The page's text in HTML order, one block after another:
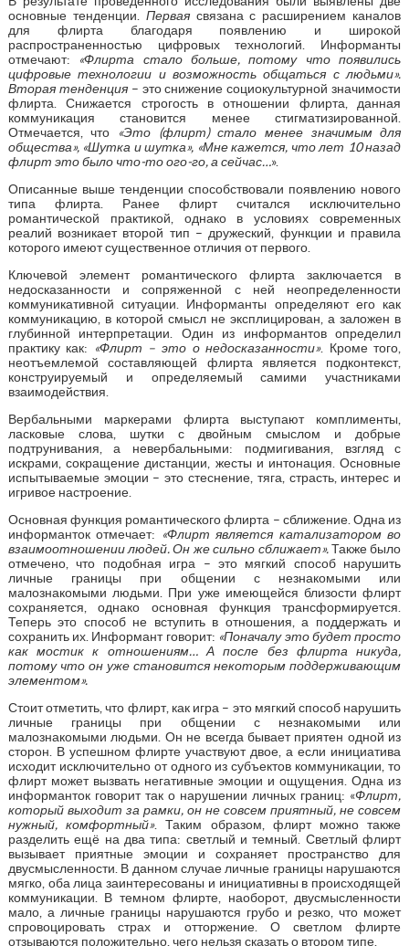
основные тенденции. Перваясвязана с расширением каналов
для флирта благодаря появлению и широкой
распространенностью цифровых технологий. Информанты
отмечают:
«Флирта стало больше, потому что появились
цифровые технологии и возможность общаться с людьми».
Вторая тенденция – это снижение социокультурной значимости
флирта. Снижается строгость в отношении флирта, данная
коммуникация становится менее стигматизированной.
Отмечается, что
«Это (флирт) стало менее значимым для
общества», «Шутка и шутка», «Мне кажется, что лет 10 назад
флирт это было что-то ого-го, а сейчас…».
Описанные выше тенденции способствовали появлению нового
типа флирта. Ранее флирт считался исключительно
романтической практикой, однако в условиях современных
реалий возникает второй тип – дружеский, функции и правила
которого имеют существенное отличия от первого.
Ключевой элемент романтического флирта заключается в
недосказанности и сопряженной с ней неопределенности
коммуникативной ситуации. Информанты определяют его как
коммуникацию, в которой смысл не эксплицирован, а заложен в
глубинной интерпретации. Один из информантов определил
практику как:
«Флирт – это о недосказанности». Кроме того,
неотъемлемой составляющей флирта является подконтекст,
конструируемый и определяемый самими участниками
взаимодействия.
Вербальными маркерами флирта выступают комплименты,
ласковые слова, шутки с двойным смыслом и добрые
подтрунивания, а невербальными: подмигивания, взгляд с
искрами, сокращение дистанции, жесты и интонация. Основные
испытываемые эмоции – это стеснение, тяга, страсть, интерес и
игривое настроение.
Основная функция романтического флирта – сближение. Одна из
информанток отмечает:
«Флирт является катализатором во
взаимоотношении людей. Он же сильно сближает».Также было
отмечено, что подобная игра – это мягкий способ нарушить
личные границы при общении с незнакомыми или
малознакомыми людьми. При уже имеющейся близости флирт
сохраняется, однако основная функция трансформируется.
Теперь это способ не вступить в отношения, а поддержать и
сохранить их. Информант говорит: «Поначалу это будет просто
как мостик к отношениям… А после без флирта никуда,
потому что он уже становится некоторым поддерживающим
элементом».
Стоит отметить, что флирт, как игра – это мягкий способ нарушить
личные границы при общении с незнакомыми или
малознакомыми людьми. Он не всегда бывает приятен одной из
сторон. В успешном флирте участвуют двое, а если инициатива
исходит исключительно от одного из субъектов коммуникации, то
флирт может вызвать негативные эмоции и ощущения. Одна из
информанток говорит так о нарушении личных границ: «Флирт,
который выходит за рамки, он не совсем приятный, не совсем
нужный, комфортный». Таким образом, флирт можно также
разделить ещё на два типа: светлый и темный. Светлый флирт
вызывает приятные эмоции и сохраняет пространство для
двусмысленности. В данном случае личные границы нарушаются
мягко, оба лица заинтересованы и инициативны в происходящей
коммуникации. В темном флирте, наоборот, двусмысленности
мало, а личные границы нарушаются грубо и резко, что может
спровоцировать страх и отторжение. О светлом флирте
отзываются положительно, чего нельзя сказать о втором типе.